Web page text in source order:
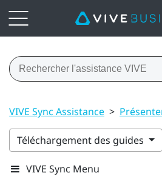
VIVE Sync Assistance >
Téléchargement des guides
VIVE Sync Menu